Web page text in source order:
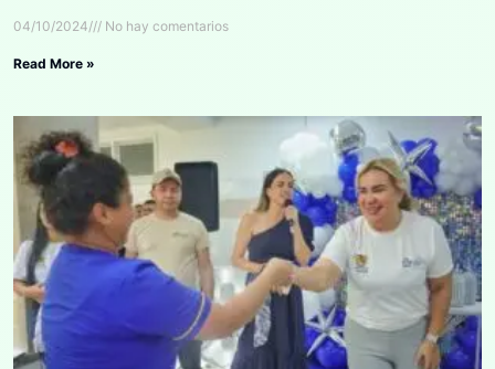
04/10/2024 No hay comentarios
Read More »